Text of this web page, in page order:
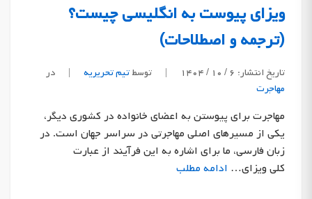
ویزای پیوست به انگلیسی چیست؟
(ترجمه و اصطلاحات)
تاریخ انتشار: ۶ / ۱۰ / ۱۴۰۴ | توسطتیم تحریریه |
در
مهاجرت
مهاجرت برای پیوستن به اعضای خانواده در کشوری دیگر،
یکی از مسیرهای اصلی مهاجرتی در سراسر جهان است. در
زبان فارسی، ما برای اشاره به این فرآیند از عبارت
کلی ویزای… ادامه مطلب